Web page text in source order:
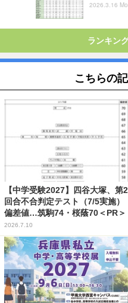
2026.3.16
ランキン
こちらの
【中学受験2027】四谷大塚、第2
回合不合判定テスト（7/5実施）
偏差値…筑駒74・桜蔭70＜PR＞
2026.7.10